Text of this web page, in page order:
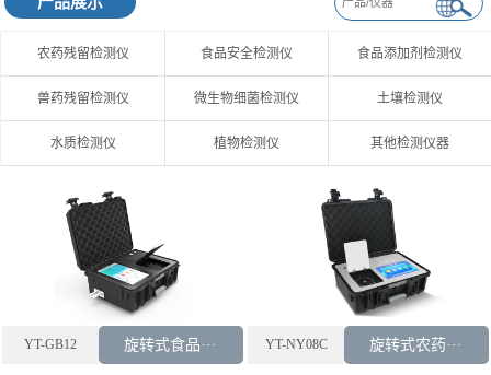
农药残留检测仪 食品安全检测仪 食品添加剂检测仪
兽药残留检测仪 微生物细菌检测仪 土壤检测仪
水质检测仪 植物检测仪 其他检测仪器
YT-GB12 旋转式食品··· YT-NY08C 旋转式农药···